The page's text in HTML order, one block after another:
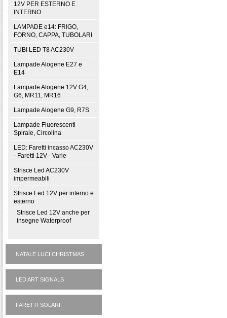
12V PER ESTERNO E
INTERNO
LAMPADE e14: FRIGO,
FORNO, CAPPA, TUBOLARI
TUBI LED T8 AC230V
Lampade Alogene E27 e
E14
Lampade Alogene 12V G4,
G6, MR11, MR16
Lampade Alogene G9, R7S
Lampade Fluorescenti
Spirale, Circolina
LED: Faretti incasso AC230V
- Faretti 12V - Varie
Strisce Led AC230V
impermeabili
Strisce Led 12V per interno e
esterno
Strisce Led 12V anche per
insegne Waterproof
NATALE LUCI CHRISTMAS
LED ART SIGNALS
FARETTI SOLARI